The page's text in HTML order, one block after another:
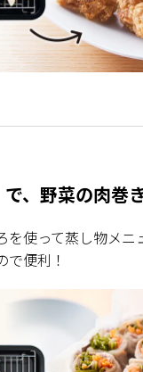
で、野菜の肉巻
を使って蒸し物メニ
で便利！